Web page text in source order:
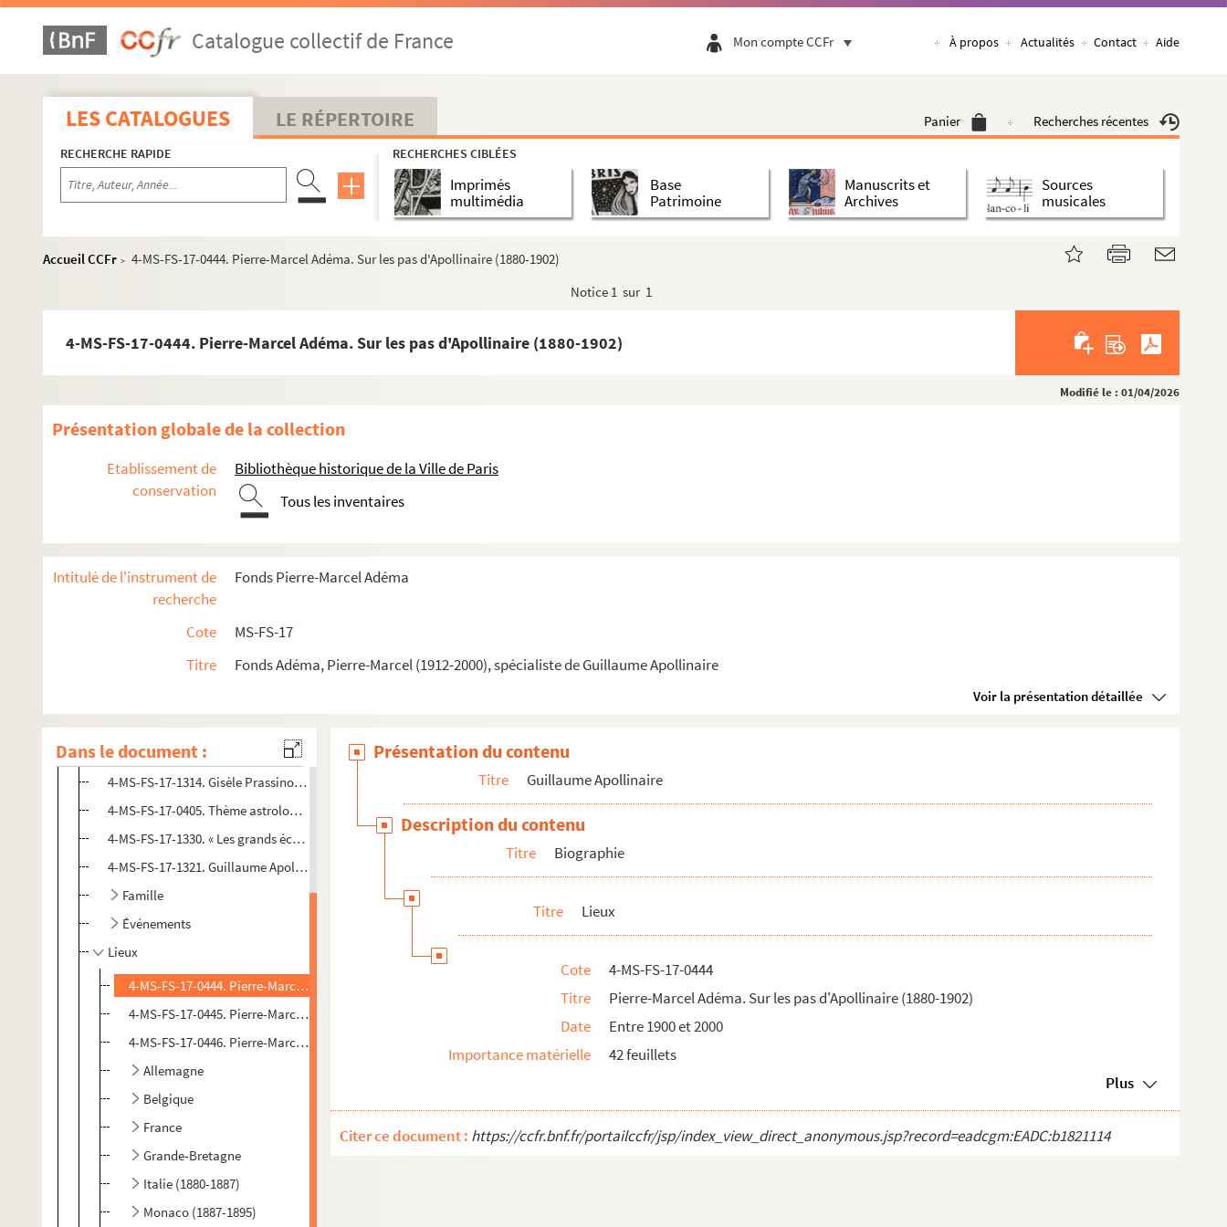
Catalogue collectif de France Mon compte CCFr À propos Actualités Contact Aide
LES CATALOGUES LE RÉPERTOIRE Panier Recherches récentes
RECHERCHE RAPIDE RECHERCHES CIBLÉES
Imprimés
multimédia
Base
Patrimoine
Manuscrits et
Archives
Sources
musicales
Accueil CCFr > 4-MS-FS-17-0444. Pierre-Marcel Adéma. Sur les pas d'Apollinaire (1880-1902)
Notice 1 sur 1
4-MS-FS-17-0444. Pierre-Marcel Adéma. Sur les pas d'Apollinaire (1880-1902)
Modifié le : 01/04/2026
Présentation globale de la collection
Etablissement de
conservation
Bibliothèque historique de la Ville de Paris
Tous les inventaires
Intitulé de l'instrument de
recherche
Fonds Pierre-Marcel Adéma
Cote
MS-FS-17
Titre
Fonds Adéma, Pierre-Marcel (1912-2000), spécialiste de Guillaume Apollinaire
Voir la présentation détaillée
Dans le document :
Guillaume Apollinaire
Biographie
4-MS-FS-17-0406. Personnalité
4-MS-FS-17-1314. Gisèle Prassinos. Etude graphologique de Guillaume Apollinaire
4-MS-FS-17-0405. Thème astrologique
4-MS-FS-17-1330. « Les grands écrivains : Guillaume Apollinaire », dessins de Montjardin,
4-MS-FS-17-1321. Guillaume Apollinaire et les femmes
Famille
Événements
Lieux
4-MS-FS-17-0444. Pierre-Marcel Adéma. Sur les pas d'Apollinaire (1880-1902)
4-MS-FS-17-0445. Pierre-Marcel Adéma. Sur les pas d'Apollinaire (1903-1913)
4-MS-FS-17-0446. Pierre-Marcel Adéma. Sur les pas d'Apollinaire (1914-1918)
Allemagne
Belgique
France
Grande-Bretagne
Italie (1880-1887)
Monaco (1887-1895)
Présentation du contenu
Titre Guillaume Apollinaire
Description du contenu
Titre Biographie
Titre Lieux
Cote
4-MS-FS-17-0444
Titre
Pierre-Marcel Adéma. Sur les pas d'Apollinaire (1880-1902)
Date
Entre 1900 et 2000
Importance matérielle
42 feuillets
Plus
Citer ce document : https://ccfr.bnf.fr/portailccfr/jsp/index_view_direct_anonymous.jsp?record=eadcgm:EADC:b1821114